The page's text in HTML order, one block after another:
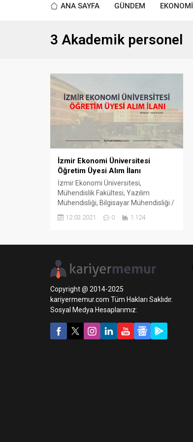
ANA SAYFA GÜNDEM EKONOMİ
3 Akademik personel
İzmir Ekonomi Üniversitesi
Öğretim Üyesi Alım İlanı
İzmir Ekonomi Üniversitesi,
Mühendislik Fakültesi, Yazılım
Mühendisliği, Bilgisayar Mühendisliği /
Elektronik Mühendisliği veya benzer
Son başvuru tarihi 26 mart 2021.
12.03.2021 0 1.124
Copyright @ 2014-2025
kariyermemur.com Tüm Hakları Saklıdır.
Sosyal Medya Hesaplarımız: